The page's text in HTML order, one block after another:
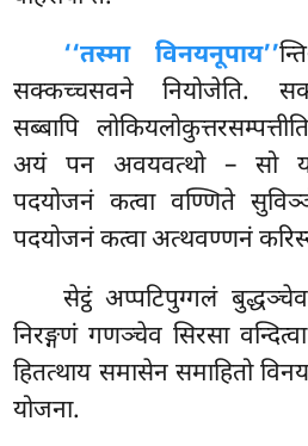
‘‘तस्मा विनयनूपाय’’
सक्कच्चसवने नियोजेति.
सब्बापि
अयं पन अवयवत्थो – सो
पदयोजनंकत्वा वण्णिते
पदयोजनं कत्वा अत्थवण्णनं
सेट्ठं अप्पटिपुग्गलं
निरङ्गणं गणञ्चेव सिरसा
हितत्थाय समासेन समाहितो
योजना.